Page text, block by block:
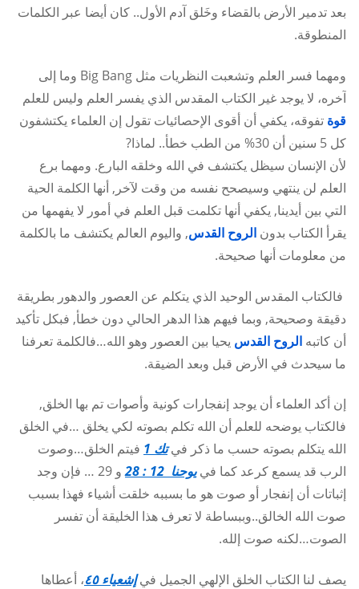
بعد تدمير الأرض بالقضاء وخَلق آدم الأول.. كان أيضا عبر الكلمات
المنطوقة.
ومهما فسر العلم وتشعبت النظريات مثل Big Bang وما إلى
آخره، لا يوجد غير الكتاب المقدس الذي يفسر العلم وليس للعلم
قوة تفوقه، يكفي أن أقوى الإحصائيات تقول إن العلماء يكتشفون
كل 5 سنين أن 30% من الطب خطأ.. لماذا?
لأن الإنسان سيظل يكتشف في الله وخلقه البارع. ومهما برع
العلم لن ينتهي وسيصحح نفسه من وقت لآخر, أنها الكلمة الحية
التي بين أيدينا, يكفي أنها تكلمت قبل العلم في أمور لا يفهمها من
يقرأ الكتاب بدون الروح القدس, واليوم العالم يكتشف ما بالكلمة
من معلومات أنها صحيحة.
فالكتاب المقدس الوحيد الذي يتكلم عن العصور والدهور بطريقة
دقيقة وصحيحة, وبما فيهم هذا الدهر الحالي دون خطأ, فبكل تأكيد
أن كاتبه الروح القدس يحيا بين العصور وهو الله…فالكلمة تعرفنا
ما سيحدث في الأرض قبل وبعد الضيقة.
إن أكد العلماء أن يوجد إنفجارات كونية وأصوات تم بها الخلق,
فالكتاب يوضحه للعلم أن الله تكلم بصوته لكي يخلق …في الخلق
الله يتكلم بصوته حسب ما ذكر فيتك 1
فيتم الخلق…وصوت
الرب قد يسمع كرعد كما فييوحنا 12 : 28
و 29 … فإن وجد
إثباتات أن إنفجار أو صوت هو ما بسببه خلقت أشياء فهذا بسبب
صوت الله الخالق..وببساطة لا تعرف هذا الخليقة أن تفسر
الصوت…لكنه صوت إلله.
يصف لنا الكتاب الخلق الإلهي الجميل فيإشعياء ٤٥
، أعطاها